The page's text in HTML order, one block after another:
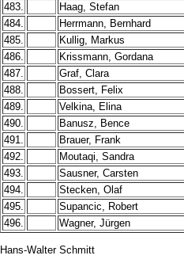
483.
Haag, Stefan
484.
Herrmann, Bernhard
485.
Kullig, Markus
486.
Krissmann, Gordana
487.
Graf, Clara
488.
Bossert, Felix
489.
Velkina, Elina
490.
Banusz, Bence
491.
Brauer, Frank
492.
Moutaqi, Sandra
493.
Sausner, Carsten
494.
Stecken, Olaf
495.
Supancic, Robert
496.
Wagner, Jürgen
Hans-Walter Schmitt